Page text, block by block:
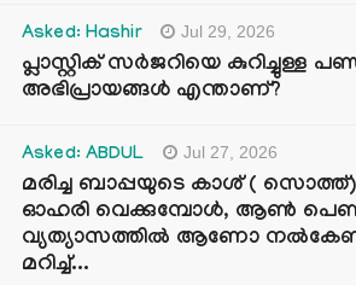
Asked: Hashir Jul 29, 2026
പ്ലാസ്റ്റിക് സർജറിയെ കുറിച്ചുള്ള
അഭിപ്രായങ്ങൾ എന്താണ്?
Asked: ABDUL Jul 27, 2026
മരിച്ച ബാപ്പയുടെ കാശ് ( സൊത്ത്)
ഓഹരി വെക്കുമ്പോൾ, ആണ്‍
വ്യത്യാസത്തില്‍ ആണോ
മറിച്ച്...